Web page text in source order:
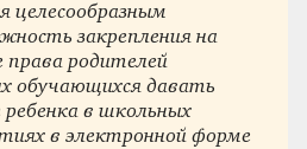
целесообразным
закрепления на
права родителей
обучающихся давать
ребенка в школьных
в электронной форме